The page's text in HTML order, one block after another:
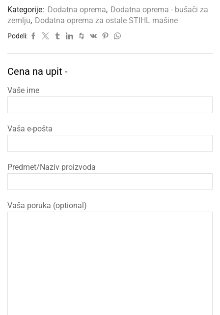
Kategorije: Dodatna oprema, Dodatna oprema - bušači za
zemlju, Dodatna oprema za ostale STIHL mašine
Podeli:
Cena na upit -
Vaše ime
Vaša e-pošta
Predmet/Naziv proizvoda
Vaša poruka (optional)